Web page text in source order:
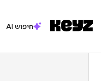
חיפוש AI